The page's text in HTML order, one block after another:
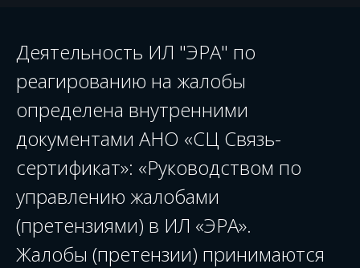
Деятельность ИЛ "ЭРА" по
реагированию на жалобы
определена внутренними
документами АНО «СЦ Связь-
сертификат»: «Руководством по
управлению жалобами
(претензиями) в ИЛ «ЭРА».
Жалобы (претензии) принимаются